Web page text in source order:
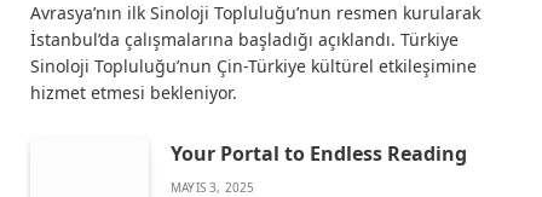
Avrasya’nın ilk Sinoloji Topluluğu’nun resmen kurularak
İstanbul’da çalışmalarına başladığı açıklandı. Türkiye
Sinoloji Topluluğu’nun Çin-Türkiye kültürel etkileşimine
hizmet etmesi bekleniyor.
Your Portal to Endless Reading
MAYIS 3, 2025